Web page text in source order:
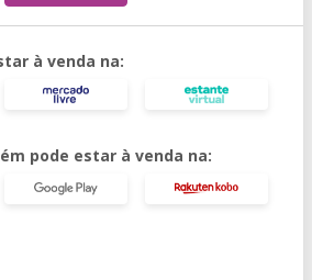
à venda na:
pode estar à venda na: